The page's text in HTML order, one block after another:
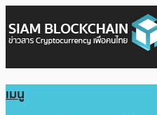
เมนู